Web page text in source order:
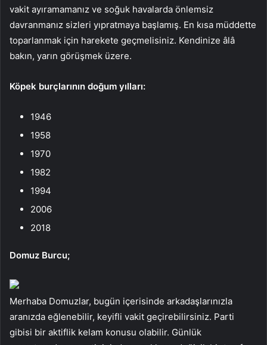
vakit ayıramamanız ve soğuk havalarda önlemsiz
davranmanız sizleri yıpratmaya başlamış. En kısa müddette
toparlanmak için harekete geçmelisiniz. Kendinize âlâ
bakın, yarın görüşmek üzere.
Köpek burçlarının doğum yılları:
1946
1958
1970
1982
1994
2006
2018
Domuz Burcu;
Merhaba Domuzlar, bugün içerisinde arkadaşlarınızla
aranızda eğlenebilir, keyifli vakit geçirebilirsiniz. Parti
gibisi bir aktiflik kelam konusu olabilir. Günlük